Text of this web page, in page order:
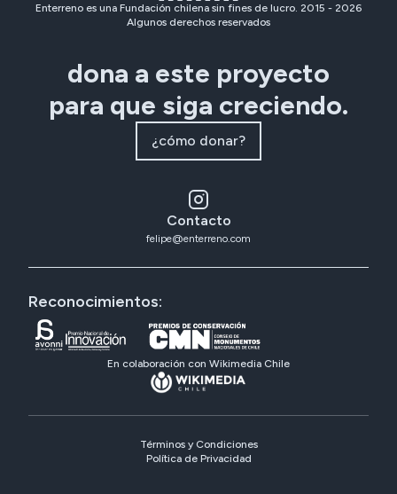
Enterreno es una Fundación chilena sin fines de lucro. 2015 - 2026
Algunos derechos reservados
dona a este proyecto
para que siga creciendo.
¿cómo donar?
Contacto
felipe@enterreno.com
Reconocimientos:
En colaboración con Wikimedia Chile
Términos y Condiciones
Política de Privacidad